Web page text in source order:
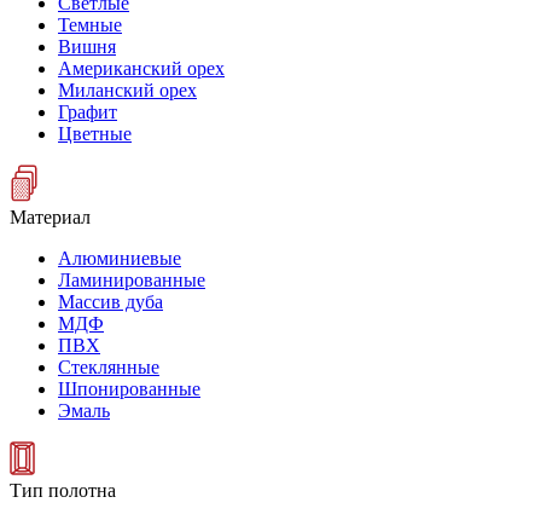
Темные
Вишня
Американский орех
Миланский орех
Графит
Цветные
Материал
Алюминиевые
Ламинированные
Массив дуба
МДФ
ПВХ
Стеклянные
Шпонированные
Эмаль
Тип полотна